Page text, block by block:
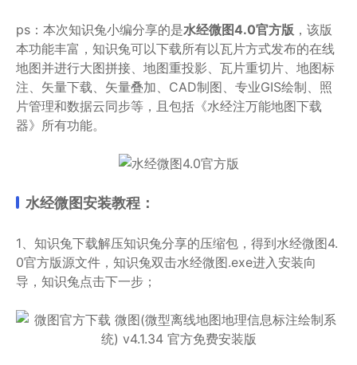
ps：本次知识兔小编分享的是水经微图4.0官方版 ，该版
本功能丰富，知识兔可以下载所有以瓦片方式发布的在线
地图并进行大图拼接、地图重投影、瓦片重切片、地图标
注、矢量下载、矢量叠加、CAD制图、专业GIS绘制、照
片管理和数据云同步等，且包括《水经注万能地图下载
器》所有功能。
水经微图安装教程：
1、知识兔下载解压知识兔分享的压缩包，得到水经微图4.
0官方版源文件，知识兔双击水经微图.exe进入安装向
导，知识兔点击下一步；